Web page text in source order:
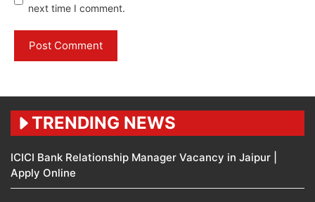
next time I comment.
TRENDING NEWS
ICICI Bank Relationship Manager Vacancy in Jaipur |
Apply Online